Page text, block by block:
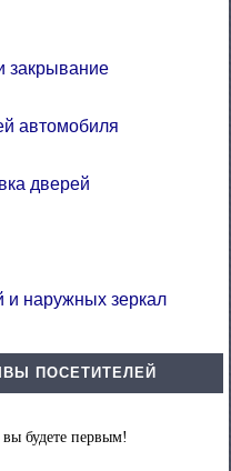
закрывание
автомобиля
дверей
и наружных зеркал
ПОСЕТИТЕЛЕЙ
будете первым!